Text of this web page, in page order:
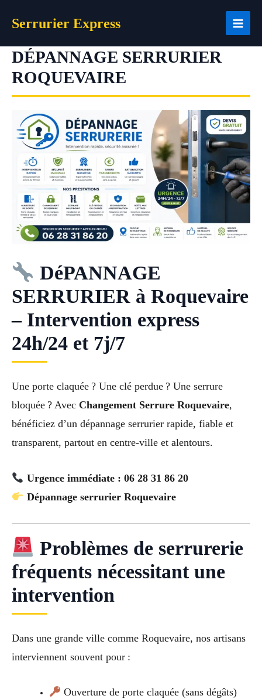
Serrurier Express
DÉPANNAGE SERRURIER
ROQUEVAIRE
DéPANNAGE
SERRURIER à Roquevaire
– Intervention express
24h/24 et 7j/7
Une porte claquée ? Une clé perdue ? Une serrure
bloquée ? Avec Changement Serrure Roquevaire,
bénéficiez d’un dépannage serrurier rapide, fiable et
transparent, partout en centre-ville et alentours.
Urgence immédiate : 06 28 31 86 20
Dépannage serrurier Roquevaire
Problèmes de serrurerie
fréquents nécessitant une
intervention
Dans une grande ville comme Roquevaire, nos artisans
interviennent souvent pour :
Ouverture de porte claquée (sans dégâts)